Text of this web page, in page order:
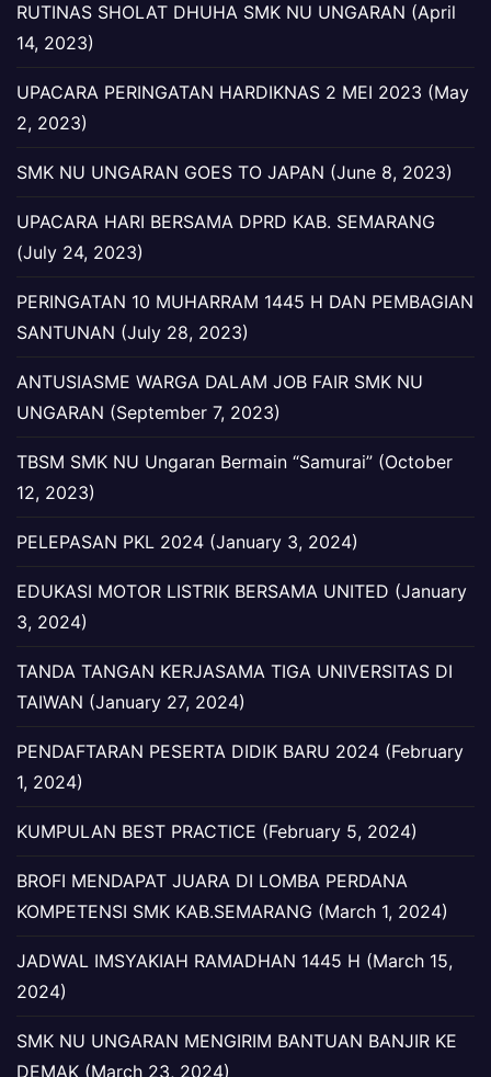
RUTINAS SHOLAT DHUHA SMK NU UNGARAN (April
14, 2023)
UPACARA PERINGATAN HARDIKNAS 2 MEI 2023 (May
2, 2023)
SMK NU UNGARAN GOES TO JAPAN (June 8, 2023)
UPACARA HARI BERSAMA DPRD KAB. SEMARANG
(July 24, 2023)
PERINGATAN 10 MUHARRAM 1445 H DAN PEMBAGIAN
SANTUNAN (July 28, 2023)
ANTUSIASME WARGA DALAM JOB FAIR SMK NU
UNGARAN (September 7, 2023)
TBSM SMK NU Ungaran Bermain “Samurai” (October
12, 2023)
PELEPASAN PKL 2024 (January 3, 2024)
EDUKASI MOTOR LISTRIK BERSAMA UNITED (January
3, 2024)
TANDA TANGAN KERJASAMA TIGA UNIVERSITAS DI
TAIWAN (January 27, 2024)
PENDAFTARAN PESERTA DIDIK BARU 2024 (February
1, 2024)
KUMPULAN BEST PRACTICE (February 5, 2024)
BROFI MENDAPAT JUARA DI LOMBA PERDANA
KOMPETENSI SMK KAB.SEMARANG (March 1, 2024)
JADWAL IMSYAKIAH RAMADHAN 1445 H (March 15,
2024)
SMK NU UNGARAN MENGIRIM BANTUAN BANJIR KE
DEMAK (March 23, 2024)